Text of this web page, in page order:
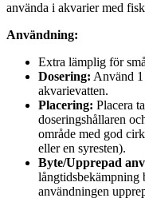
använda i akvarier med
Användning:
Extra lämplig för
Dosering: Använd
akvarievatten.
Placering: Placera
doseringshållaren
område med god
eller en syresten).
Byte/Upprepad
långtidsbekämpning
användningen